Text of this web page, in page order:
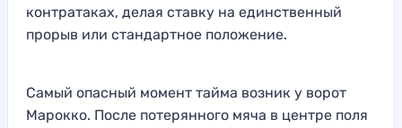
контратаках, делая ставку на единственный
прорыв или стандартное положение.
Самый опасный момент тайма возник у ворот
Марокко. После потерянного мяча в центре поля